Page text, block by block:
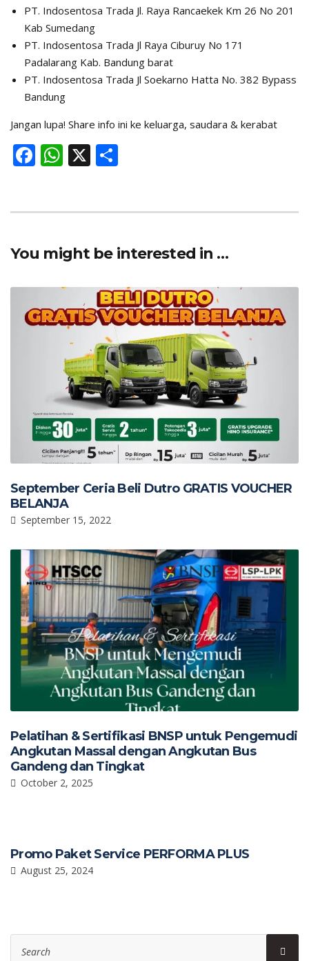
PT. Indosentosa Trada Jl. Raya Rancaekek Km 26 No 201
Kab Sumedang
PT. Indosentosa Trada Jl Raya Ciburuy No 171
Padalarang Kab. Bandung barat
PT. Indosentosa Trada Jl Soekarno Hatta No. 382 Bypass
Bandung
Jangan lupa! Share info ini ke keluarga, saudara & kerabat
F
ac
b
o
o
k
W
h
s
A
p
p
X
e
You might be interested in …
September Ceria Beli Dutro GRATIS VOUCHER
BELANJA
September 15, 2022
Pelatihan & Sertifikasi BNSP untuk Pengemudi
Angkutan Massal dengan Angkutan Bus
Gandeng dan Tingkat
October 2, 2025
Promo Paket Service PERFORMA PLUS
August 25, 2024
for: